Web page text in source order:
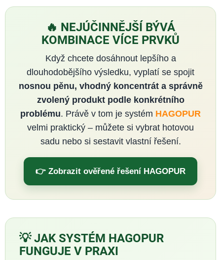
🔥 NEJÚČINNĚJŠÍ BÝVÁ
KOMBINACE VÍCE PRVKŮ
Když chcete dosáhnout lepšího a
dlouhodobějšího výsledku, vyplatí se spojit
nosnou pěnu, vhodný koncentrát a správně
zvolený produkt podle konkrétního
problému. Právě v tom je systém HAGOPUR
velmi praktický – můžete si vybrat hotovou
sadu nebo si sestavit vlastní řešení.
👉 Zobrazit ověřené řešení HAGOPUR
💡 JAK SYSTÉM HAGOPUR
FUNGUJE V PRAXI